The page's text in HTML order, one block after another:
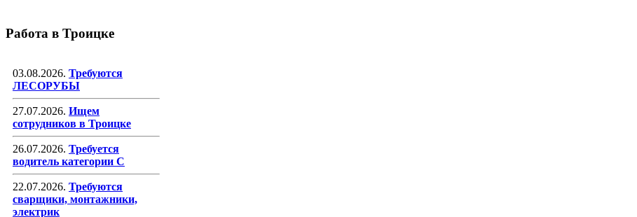
Работа в Троицке
03.08.2026. Требуются
ЛЕСОРУБЫ
27.07.2026. Ищем
сотрудников в Троицке
26.07.2026. Требуется
водитель категории С
22.07.2026. Требуются
сварщики, монтажники,
электрик